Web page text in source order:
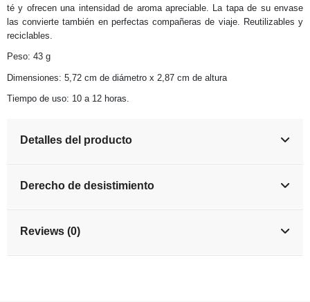
té y ofrecen una intensidad de aroma apreciable. La tapa de su envase
las convierte también en perfectas compañeras de viaje. Reutilizables y
reciclables.
Peso: 43 g
Dimensiones: 5,72 cm de diámetro x 2,87 cm de altura
Tiempo de uso: 10 a 12 horas.
Detalles del producto
Derecho de desistimiento
Reviews (0)